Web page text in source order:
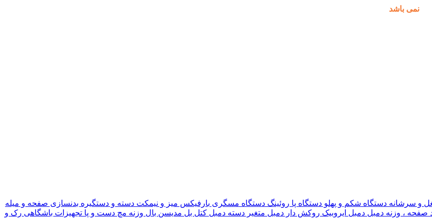
نمی باشد
و سرشانه دستگاه شکم و پهلو دستگاه پا روئینگ دستگاه مسگری بارفیکس میز و نیمکت دسته و دستگیره بدنسازی صفحه و میله
صفحه ، وزنه دمبل دمبل ایروبیک روکش دار دمبل متغیر دسته دمبل کتل بل مدیسن بال وزنه مچ دست و پا تجهیزات باشگاهی رک و